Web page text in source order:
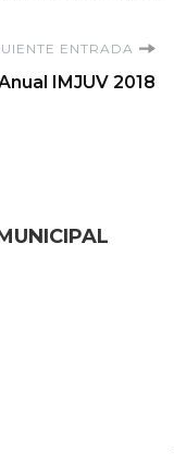
ENTRADA
IMJUV 2018